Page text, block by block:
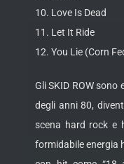
10. Love Is Dead
11. Let It Ride
12. You Lie (Corn
Gli SKID ROW
degli anni 80,
scena hard rock e
formidabile energia